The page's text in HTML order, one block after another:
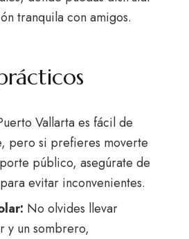
tranquila con amigos.
Vallarta es fácil de
pero si prefieres moverte
público, asegúrate de
evitar inconvenientes.
No olvides llevar
y un sombrero,